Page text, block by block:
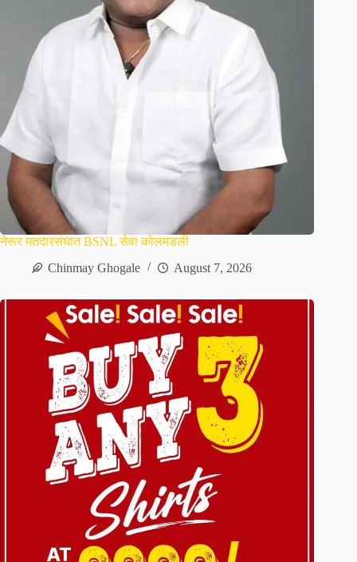
नेरूर मतदारसंघात BSNL सेवा कोलमडली
Chinmay Ghogale
August 7, 2026